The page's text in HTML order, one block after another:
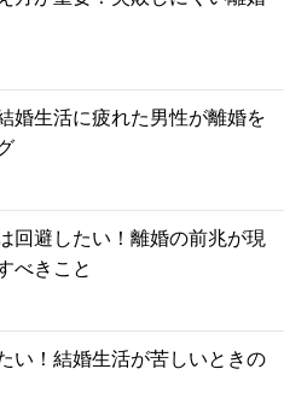
婚生活に疲れた男性が離婚を
回避したい！離婚の前兆が現
べきこと
い！結婚生活が苦しいときの